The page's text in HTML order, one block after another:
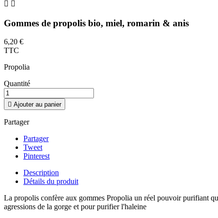
 
Gommes de propolis bio, miel, romarin & anis
6,20 €
TTC
Propolia
Quantité
 Ajouter au panier
Partager
Partager
Tweet
Pinterest
Description
Détails du produit
La propolis confère aux gommes Propolia un réel pouvoir purifiant
agressions de la gorge et pour purifier l'haleine